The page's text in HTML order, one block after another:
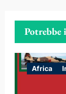
Potrebbe
Africa